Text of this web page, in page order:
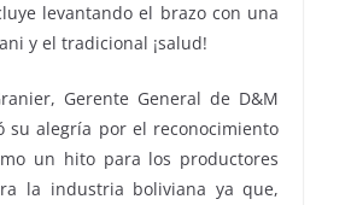
levantando el brazo con una
y el tradicional ¡salud!
Gerente General de D&M
su alegría por el reconocimiento
un hito para los productores
la industria boliviana ya que,